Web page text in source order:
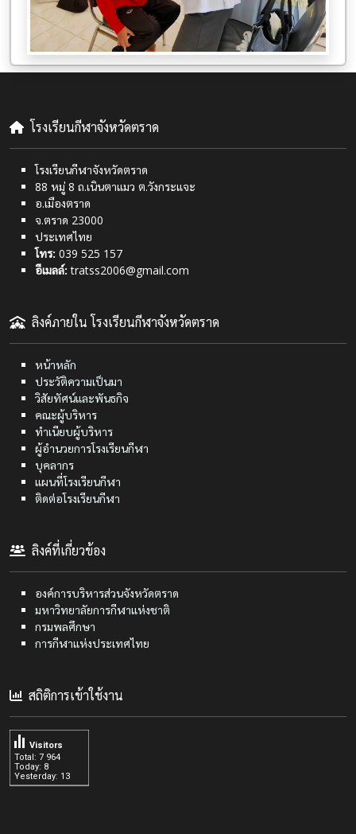
โรงเรียนกีฬาจังหวัดตราด
โรงเรียนกีฬาจังหวัดตราด
88 หมู่ 8 ถ.เนินตาแมว ต.วังกระแจะ
อ.เมืองตราด
จ.ตราด 23000
ประเทศไทย
โทร: 039 525 157
อีเมลล์:tratss2006@gmail.com
ลิงค์ภายใน โรงเรียนกีฬาจังหวัดตราด
หน้าหลัก
ประวัติความเป็นมา
วิสัยทัศน์และพันธกิจ
คณะผู้บริหาร
ทำเนียบผู้บริหาร
ผู้อำนวยการโรงเรียนกีฬา
บุคลากร
แผนที่โรงเรียนกีฬา
ติดต่อโรงเรียนกีฬา
ลิงค์ที่เกี่ยวข้อง
องค์การบริหารส่วนจังหวัดตราด
มหาวิทยาลัยการกีฬาแห่งชาติ
กรมพลศึกษา
การกีฬาแห่งประเทศไทย
สถิติการเข้าใช้งาน
Total: 7 964
Today: 8
Yesterday: 13
Visitors